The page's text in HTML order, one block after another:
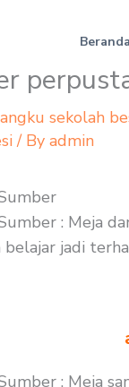
Beranda
sekolah
/ By admin
: Meja
belajar jadi
: Meja